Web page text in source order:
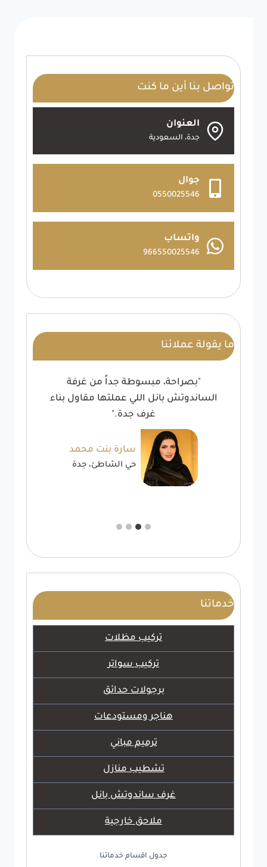
تواصل بنا أين ما كنت
العنوان
جدة، السعودية
جوال
0550025546
واتساب
966550025546
ما يقولة عملائنا
"بصراحة، مبسوطة جداً من غرفة
الساندوتش بانل اللي عملتها مقاول بناء
غرف جدة."
سارة بنت محمد
حي الشاطئ، جدة
خدماتنا
تركيب مظلات
تركيب سواتر
برجولات حدائق
هناجر ومستودعات
ترميم مباني
تشطيب منازل
غرف ساندوتش بانل
ملاحق خارجية
جدول اقسام خدماتنا